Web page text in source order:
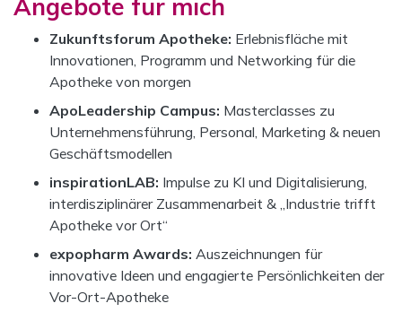
Angebote für mich
Zukunftsforum Apotheke: Erlebnisfläche mit
Innovationen, Programm und Networking für die
Apotheke von morgen
ApoLeadership Campus: Masterclasses zu
Unternehmensführung, Personal, Marketing & neuen
Geschäftsmodellen
inspirationLAB: Impulse zu KI und Digitalisierung,
interdisziplinärer Zusammenarbeit & „Industrie trifft
Apotheke vor Ort“
expopharm Awards: Auszeichnungen für
innovative Ideen und engagierte Persönlichkeiten der
Vor-Ort-Apotheke